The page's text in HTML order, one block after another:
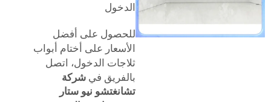
الدخول
للحصول على أفضل
الأسعار على أختام أبواب
ثلاجات الدخول، اتصل
بالفريق فيشركة
تشانغتشو نيو ستار